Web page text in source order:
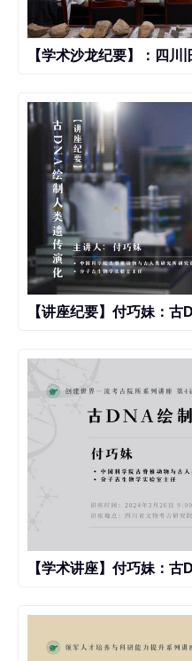
【学术沙龙纪要】：四
【讲座纪要】付巧妹：
【学术讲座】付巧妹：